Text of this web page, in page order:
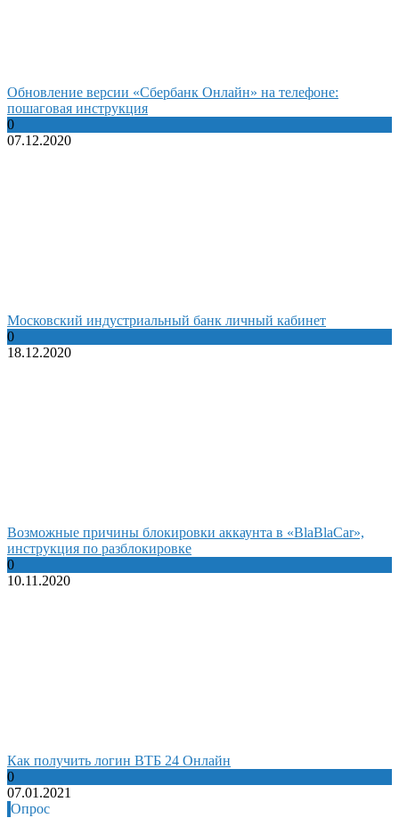
Обновление версии «Сбербанк Онлайн» на телефоне:
пошаговая инструкция
0
07.12.2020
Московский индустриальный банк личный кабинет
0
18.12.2020
Возможные причины блокировки аккаунта в «BlaBlaCar»,
инструкция по разблокировке
0
10.11.2020
Как получить логин ВТБ 24 Онлайн
0
07.01.2021
Опрос